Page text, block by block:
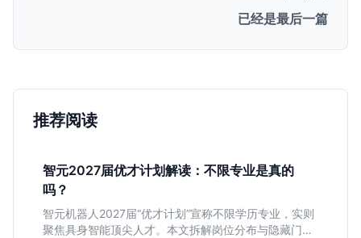
已经是最后一篇
推荐阅读
智元2027届优才计划解读：不限专业是真的
吗？
智元机器人2027届“优才计划”宣称不限学历专业，实则
聚焦具身智能顶尖人才。本文拆解岗位分布与隐藏门